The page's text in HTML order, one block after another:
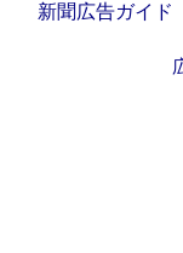
新聞広告ガイド